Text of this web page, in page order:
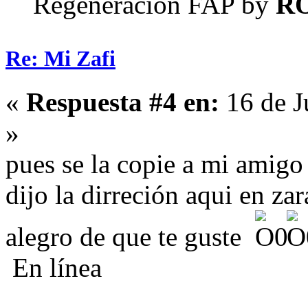
Re: Mi Zafi
« Respuesta #4 en: 16 de
»
pues se la copie a mi
dijo la dirreción aqui en
alegro de que te guste
En línea